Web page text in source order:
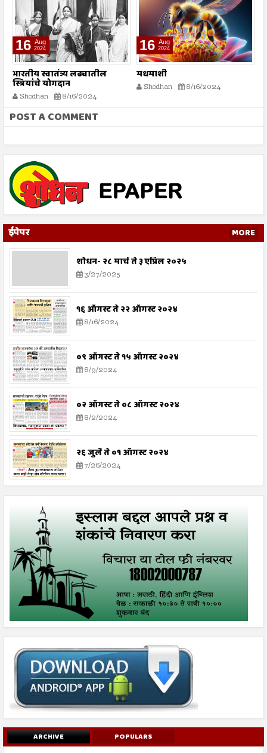
16 Aug
2024
भारतीय स्वातंत्र्य लढ्यातील
स्त्रियांचे योगदान
Shodhan 8/16/2024
16 Aug
2024
मधमाशी
Shodhan 8/16/2024
POST A COMMENT
ईपेपर MORE
शोधन- २८ मार्च ते ३ एप्रिल २०२५
3/27/2025
१६ ऑगस्ट ते २२ ऑगस्ट २०२४
8/16/2024
०९ ऑगस्ट ते १५ ऑगस्ट २०२४
8/9/2024
०२ ऑगस्ट ते ०८ ऑगस्ट २०२४
8/2/2024
२६ जुलै ते ०१ ऑगस्ट २०२४
7/26/2024
ARCHIVE POPULARS